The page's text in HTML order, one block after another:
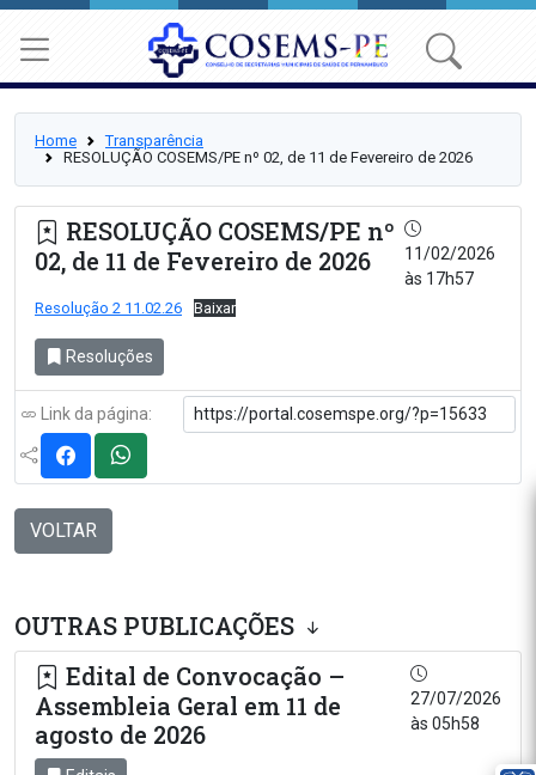
Home
Transparência
RESOLUÇÃO COSEMS/PE nº 02, de 11 de Fevereiro de 2026
RESOLUÇÃO COSEMS/PE nº
02, de 11 de Fevereiro de 2026
11/02/2026
às 17h57
Resolução 2 11.02.26 Baixar
Resoluções
Link da página:
VOLTAR
OUTRAS PUBLICAÇÕES
Edital de Convocação –
Assembleia Geral em 11 de
agosto de 2026
27/07/2026
às 05h58